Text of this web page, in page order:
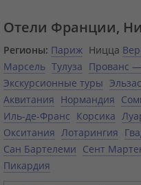
Отели Франции,
Регионы: Париж Ницца
Марсель Тулуза Прованс
Экскурсионные туры Эльзас
Аквитания Нормандия
Иль-де-Франс Корсика
Окситания Лотарингия
Сан Бартелеми Сент
Пикардия